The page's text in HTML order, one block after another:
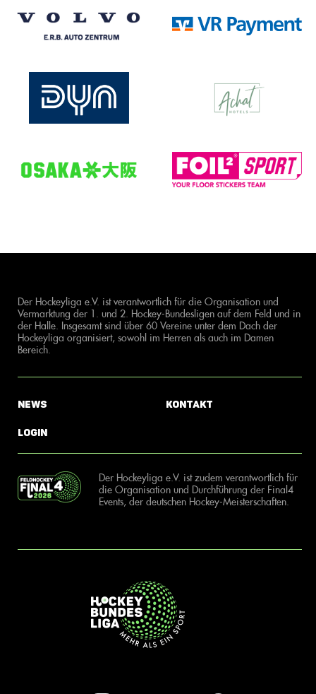
Der Hockeyliga e.V. ist verantwortlich für die Organisation und
Vermarktung der 1. und 2. Hockey-Bundesligen auf dem Feld und in
der Halle. Insgesamt sind über 60 Vereine unter dem Dach der
Hockeyliga organisiert, sowohl im Herren als auch im Damen
Bereich.
News
Login
Kontakt
Der Hockeyliga e.V. ist zudem verantwortlich für
die Organisation und Durchführung der Final4
Events, der deutschen Hockey-Meisterschaften.